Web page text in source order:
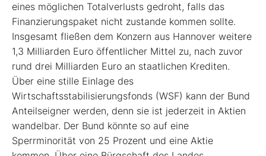
eines möglichen Totalverlusts gedroht, falls das
Finanzierungspaket nicht zustande kommen sollte.
Insgesamt fließen dem Konzern aus Hannover weitere
1,3 Milliarden Euro öffentlicher Mittel zu, nach zuvor
rund drei Milliarden Euro an staatlichen Krediten.
Über eine stille Einlage des
Wirtschaftsstabilisierungsfonds (WSF) kann der Bund
Anteilseigner werden, denn sie ist jederzeit in Aktien
wandelbar. Der Bund könnte so auf eine
Sperrminorität von 25 Prozent und eine Aktie